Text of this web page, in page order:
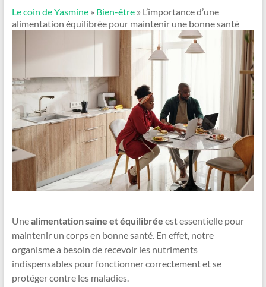
Le coin de Yasmine» Bien-être» L’importance d’une
alimentation équilibrée pour maintenir une bonne santé
Unealimentation saine et équilibrée est essentielle pour
maintenir un corps en bonne santé. En effet, notre
organisme a besoin de recevoir les nutriments
indispensables pour fonctionner correctement et se
protéger contre les maladies.